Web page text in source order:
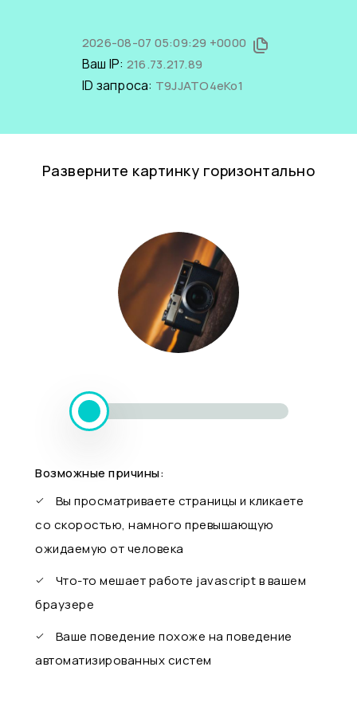
2026-08-07 05:09:29 +0000
Ваш IP: 216.73.217.89
ID запроса: T9JJATO4eKo1
Разверните картинку горизонтально
Возможные причины:
Вы просматриваете страницы и кликаете
со скоростью, намного превышающую
ожидаемую от человека
Что-то мешает работе javascript в вашем
браузере
Ваше поведение похоже на поведение
автоматизированных систем